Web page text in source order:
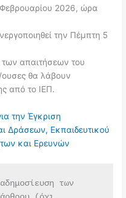
2026, ώρα
την Πέμπτη 5
απαιτήσεων του
θα λάβουν
από το ΙΕΠ.
την Έγκριση
Δράσεων, Εκπαιδευτικού
και Ερευνών
των